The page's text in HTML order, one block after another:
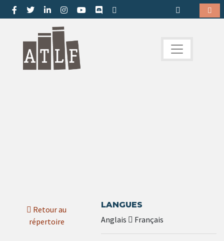
Retour au
répertoire
LANGUES
Anglais Français